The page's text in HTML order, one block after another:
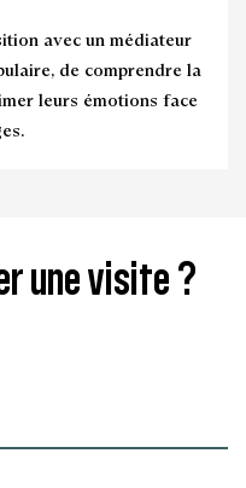
avec un médiateur
de comprendre la
leurs émotions face
une visite ?